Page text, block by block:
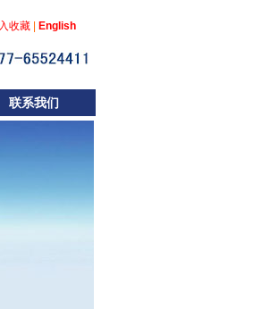
收藏 English
联系我们